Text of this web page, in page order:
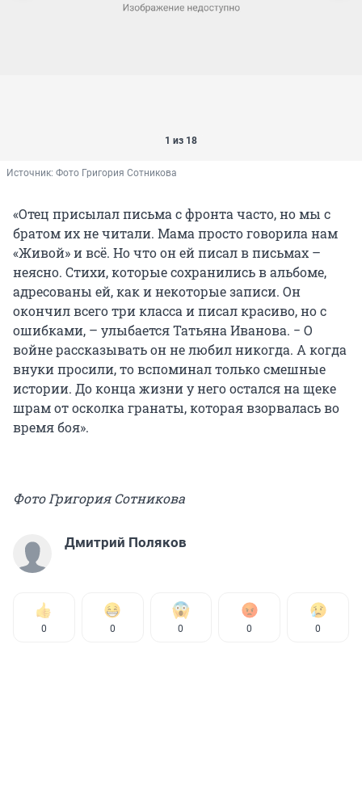
1 из 18
Источник: Фото Григория Сотникова
«Отец присылал письма с фронта часто, но мы с
братом их не читали. Мама просто говорила нам
«Живой» и всё. Но что он ей писал в письмах –
неясно. Стихи, которые сохранились в альбоме,
адресованы ей, как и некоторые записи. Он
окончил всего три класса и писал красиво, но с
ошибками, – улыбается Татьяна Иванова. − О
войне рассказывать он не любил никогда. А когда
внуки просили, то вспоминал только смешные
истории. До конца жизни у него остался на щеке
шрам от осколка гранаты, которая взорвалась во
время боя».
Фото Григория Сотникова
Дмитрий Поляков
0 0 0 0 0